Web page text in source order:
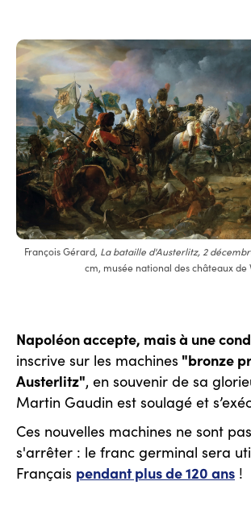
François Gérard, La bataille d'Austerlitz, 2
cm, musée national des châteaux de
Napoléon accepte, mais à une
inscrive sur les machines "bronze
Austerlitz", en souvenir de sa
Martin Gaudin est soulagé et
Ces nouvelles machines ne sont
s'arrêter : le franc germinal sera
Français pendant plus de 120 ans !